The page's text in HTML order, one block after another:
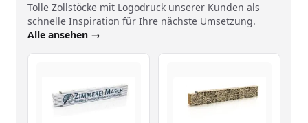
Tolle Zollstöcke mit Logodruck unserer Kunden als
schnelle Inspiration für Ihre nächste Umsetzung.
Alle ansehen →